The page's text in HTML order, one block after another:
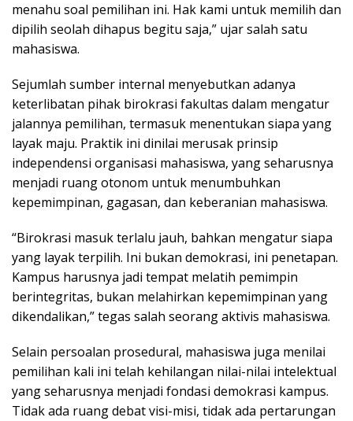
menahu soal pemilihan ini. Hak kami untuk memilih dan
dipilih seolah dihapus begitu saja,” ujar salah satu
mahasiswa.
Sejumlah sumber internal menyebutkan adanya
keterlibatan pihak birokrasi fakultas dalam mengatur
jalannya pemilihan, termasuk menentukan siapa yang
layak maju. Praktik ini dinilai merusak prinsip
independensi organisasi mahasiswa, yang seharusnya
menjadi ruang otonom untuk menumbuhkan
kepemimpinan, gagasan, dan keberanian mahasiswa.
“Birokrasi masuk terlalu jauh, bahkan mengatur siapa
yang layak terpilih. Ini bukan demokrasi, ini penetapan.
Kampus harusnya jadi tempat melatih pemimpin
berintegritas, bukan melahirkan kepemimpinan yang
dikendalikan,” tegas salah seorang aktivis mahasiswa.
Selain persoalan prosedural, mahasiswa juga menilai
pemilihan kali ini telah kehilangan nilai-nilai intelektual
yang seharusnya menjadi fondasi demokrasi kampus.
Tidak ada ruang debat visi-misi, tidak ada pertarungan